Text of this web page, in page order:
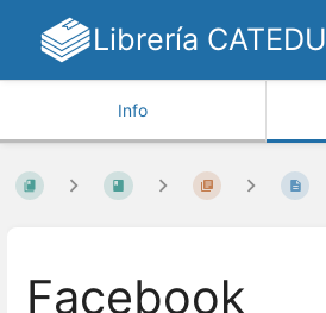
Librería CATEDU
Info
Facebook